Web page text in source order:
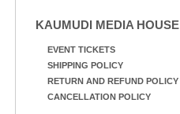
KAUMUDI MEDIA HOUSE
EVENT TICKETS
SHIPPING POLICY
RETURN AND REFUND POLICY
CANCELLATION POLICY